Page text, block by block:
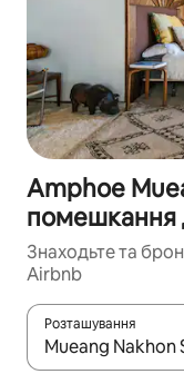
Amphoe
помешкання
Знаходьте та
Airbnb
Розташування
Отримавши